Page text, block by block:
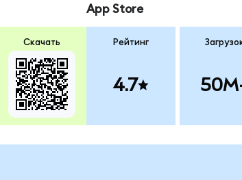
Скачать
App Store
Рейтинг
4.7